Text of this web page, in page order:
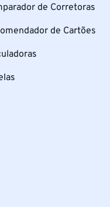
de Corretoras
de Cartões